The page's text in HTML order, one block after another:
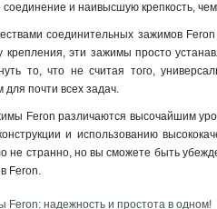
и наивысшую крепкость,
соединительных зажимов
эти зажимы просто
то, что не считая того,
почти всех задач.
Feron различаются высочайшим
и использованию
не странно, но вы сможете быть
Feron.
надежность и простота в одном!